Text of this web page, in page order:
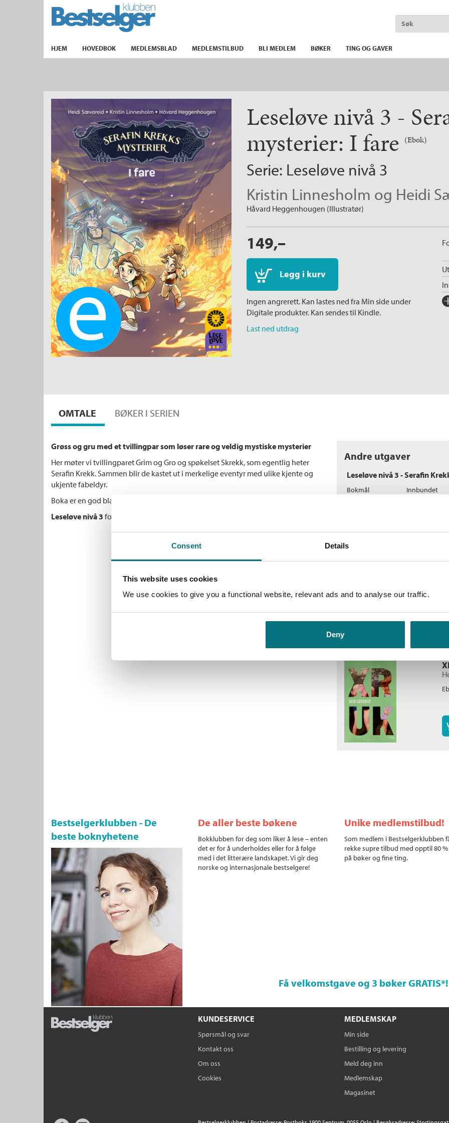
Consent Details
This website uses cookies
We use cookies to give you a functional website, relevant ads and to analyse our traffic.
Deny
TIL FORSIDEN
HJEM HOVEDBOK MEDLEMSBLAD MEDLEMSTILBUD BLI MEDLEM BØKER TING OG GAVER
Ebok
Leseløve nivå 3 -
mysterier: I fare (Ebok)
Serie: Leseløve nivå 3
Kristin Linnesholm og Heidi
Håvard Heggenhougen (Illustratør)
149,–
Legg i kurv
Ingen angrerett. Kan lastes ned fra Min side under
Digitale produkter. Kan sendes til Kindle.
Last ned utdrag
OMTALE BØKER I SERIEN
Grøss og gru med et tvillingpar som løser rare og veldig mystiske mysterier
Her møter vi tvillingparet Grim og Gro og spøkelset Skrekk, som egentlig heter
Serafin Krekk. Sammen blir de kastet ut i merkelige eventyr med ulike kjente og
ukjente fabeldyr.
Boka er en god blanding av grøss, humor og spenning.
Leseløve nivå 3 for litt mer øvede lesere.
Andre utgaver
Leseløve nivå 3 - Serafin
Bokmål Innbundet
Flere bøker av Kristin
Bestselgerklubben - De
beste boknyhetene
De aller beste bøkene
Bokklubben for deg som liker å lese – enten
det er for å underholdes eller for å følge
med i det litterære landskapet. Vi gir deg
norske og internasjonale bestselgere!
Unike medlemstilbud!
Som medlem i Bestselgerklubben
rekke supre tilbud med opptil 80
på bøker og fine ting.
Få velkomstgave og 3 bøker GRATIS*!
KUNDESERVICE
Spørsmål og svar
Kontakt oss
Om oss
Cookies
MEDLEMSKAP
Min side
Bestilling og levering
Meld deg inn
Medlemskap
Magasinet